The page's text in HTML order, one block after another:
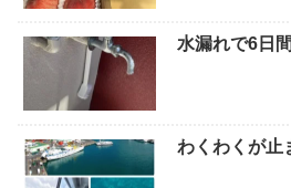
水漏れで6日
わくわくが止